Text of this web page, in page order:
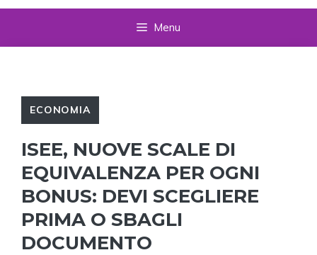
Menu
ECONOMIA
ISEE, NUOVE SCALE DI
EQUIVALENZA PER OGNI
BONUS: DEVI SCEGLIERE
PRIMA O SBAGLI
DOCUMENTO